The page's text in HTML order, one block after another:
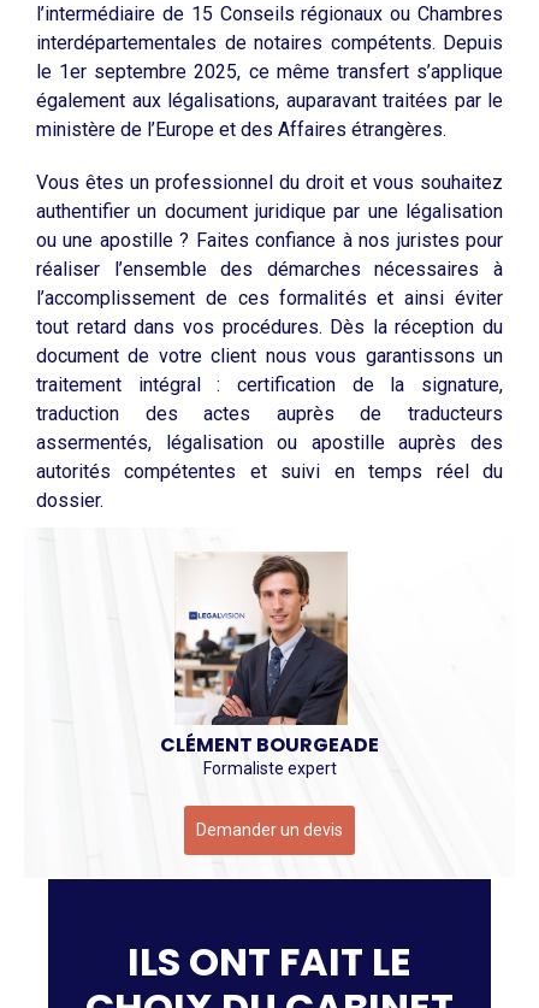
l’intermédiaire de 15 Conseils régionaux ou Chambres
interdépartementales de notaires compétents. Depuis
le 1er septembre 2025, ce même transfert s’applique
également aux légalisations, auparavant traitées par le
ministère de l’Europe et des Affaires étrangères.
Vous êtes un professionnel du droit et vous souhaitez
authentifier un document juridique par une légalisation
ou une apostille ? Faites confiance à nos juristes pour
réaliser l’ensemble des démarches nécessaires à
l’accomplissement de ces formalités et ainsi éviter
tout retard dans vos procédures. Dès la réception du
document de votre client nous vous garantissons un
traitement intégral : certification de la signature,
traduction des actes auprès de traducteurs
assermentés, légalisation ou apostille auprès des
autorités compétentes et suivi en temps réel du
dossier.
CLÉMENT BOURGEADE
Formaliste expert
Demander un devis
ILS ONT FAIT LE